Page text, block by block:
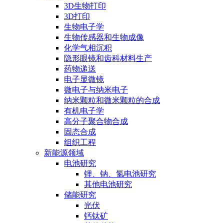
3D生物打印
3D打印
生物电子学
生物传感器和生物成像
化学气相沉积
隐形眼镜和齿科材料生产
药物递送
电子显微镜
微电子与纳米电子
纳米颗粒和微米颗粒的合成
有机电子学
高分子聚合物合成
固态合成
组织工程
新能源领域
电池研究
锂、钠、氢电池研究
其他电池研究
储能研究
光伏
钙钛矿